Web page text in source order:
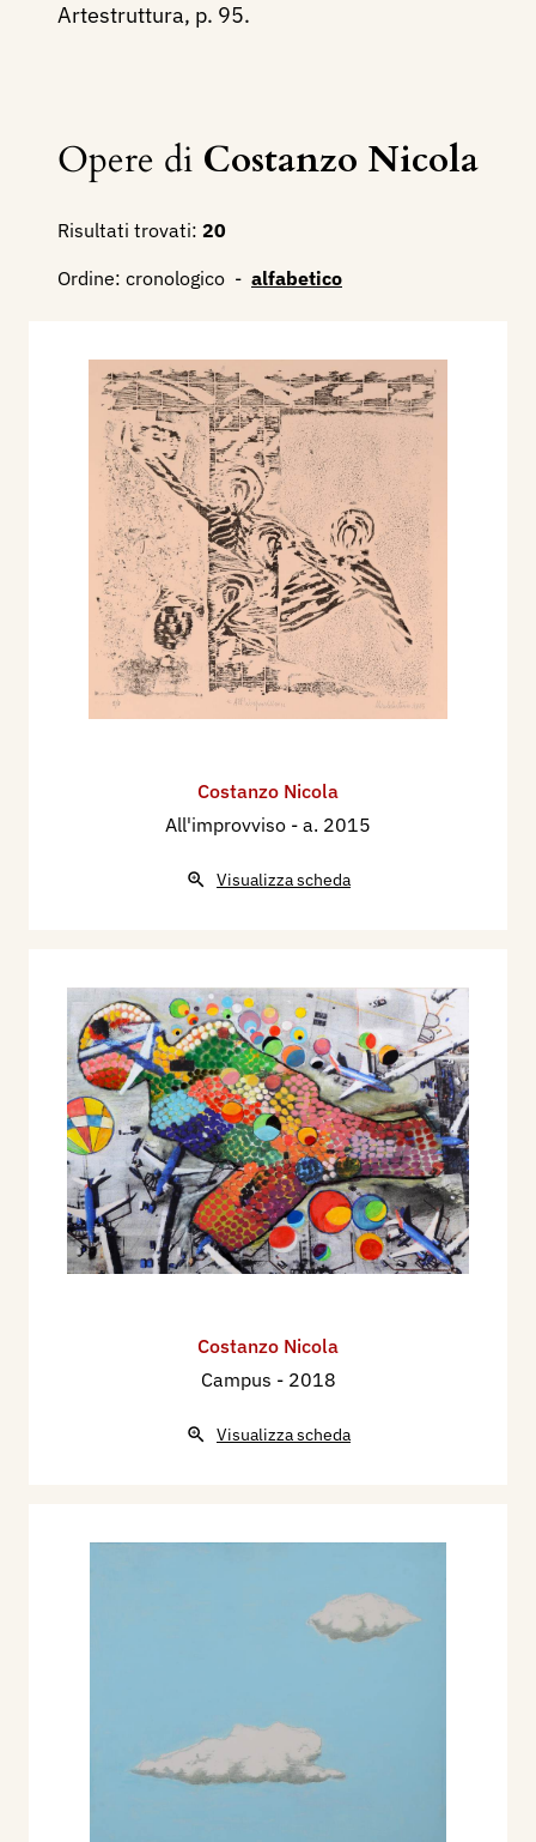
Artestruttura, p. 95.
Opere di Costanzo Nicola
Risultati trovati: 20
Ordine: cronologico - alfabetico
Costanzo Nicola
All'improvviso - a. 2015
Visualizza scheda
Costanzo Nicola
Campus - 2018
Visualizza scheda